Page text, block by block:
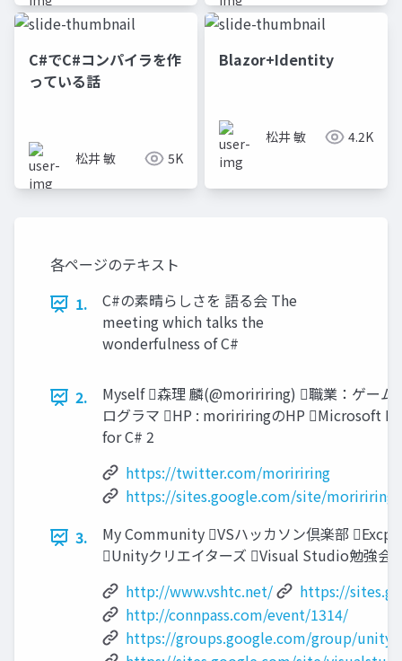
C#でC#コンパイラを作
っている話
松井 敏 5K
Blazor+Identity
松井 敏 4.2K
各ページのテキスト
1.
C#の素晴らしさを 語る会 The
meeting which talks the
wonderfulness of C#
2.
Myself 森理 麟(@moririring) 職業：ゲーム
ログラマ HP : moririringのHP Microsoft
for C# 2
https://twitter.com/moririring
https://sites.google.com/site/
3.
My Community VSハッカソン倶楽部
Unityクリエイターズ Visual Studio勉強会
http://www.vshtc.net/
https://
http://connpass.com/event/1314/
https://groups.google.com/group/